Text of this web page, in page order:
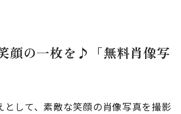
顔の一枚を♪「無料肖像写
として、素敵な笑顔の肖像写真を撮影